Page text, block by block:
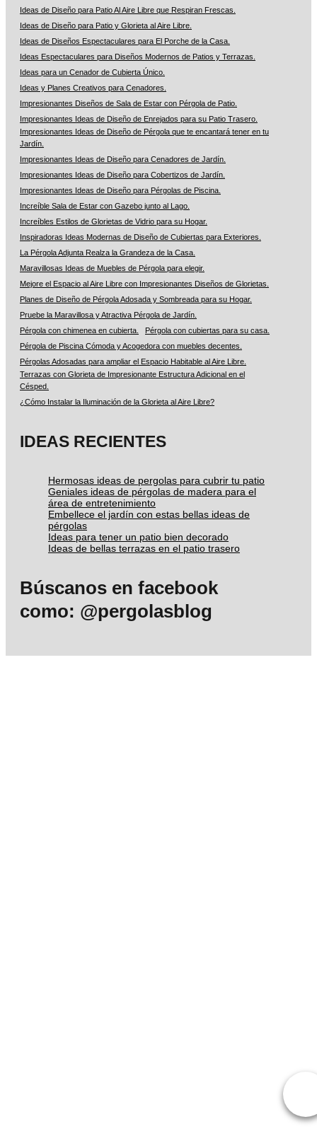
Ideas de Diseño para Patio Al Aire Libre que Respiran Frescas.
Ideas de Diseño para Patio y Glorieta al Aire Libre.
Ideas de Diseños Espectaculares para El Porche de la Casa.
Ideas Espectaculares para Diseños Modernos de Patios y Terrazas.
Ideas para un Cenador de Cubierta Único.
Ideas y Planes Creativos para Cenadores.
Impresionantes Diseños de Sala de Estar con Pérgola de Patio.
Impresionantes Ideas de Diseño de Enrejados para su Patio Trasero.
Impresionantes Ideas de Diseño de Pérgola que te encantará tener en tu
Jardín.
Impresionantes Ideas de Diseño para Cenadores de Jardín.
Impresionantes Ideas de Diseño para Cobertizos de Jardín.
Impresionantes Ideas de Diseño para Pérgolas de Piscina.
Increíble Sala de Estar con Gazebo junto al Lago.
Increíbles Estilos de Glorietas de Vidrio para su Hogar.
Inspiradoras Ideas Modernas de Diseño de Cubiertas para Exteriores.
La Pérgola Adjunta Realza la Grandeza de la Casa.
Maravillosas Ideas de Muebles de Pérgola para elegir.
Mejore el Espacio al Aire Libre con Impresionantes Diseños de Glorietas.
Planes de Diseño de Pérgola Adosada y Sombreada para su Hogar.
Pruebe la Maravillosa y Atractiva Pérgola de Jardín.
Pérgola con chimenea en cubierta.
Pérgola con cubiertas para su casa.
Pérgola de Piscina Cómoda y Acogedora con muebles decentes.
Pérgolas Adosadas para ampliar el Espacio Habitable al Aire Libre.
Terrazas con Glorieta de Impresionante Estructura Adicional en el
Césped.
¿Cómo Instalar la Iluminación de la Glorieta al Aire Libre?
IDEAS RECIENTES
Hermosas ideas de pergolas para cubrir tu patio
Geniales ideas de pérgolas de madera para el
área de entretenimiento
Embellece el jardín con estas bellas ideas de
pérgolas
Ideas para tener un patio bien decorado
Ideas de bellas terrazas en el patio trasero
Búscanos en facebook
como: @pergolasblog